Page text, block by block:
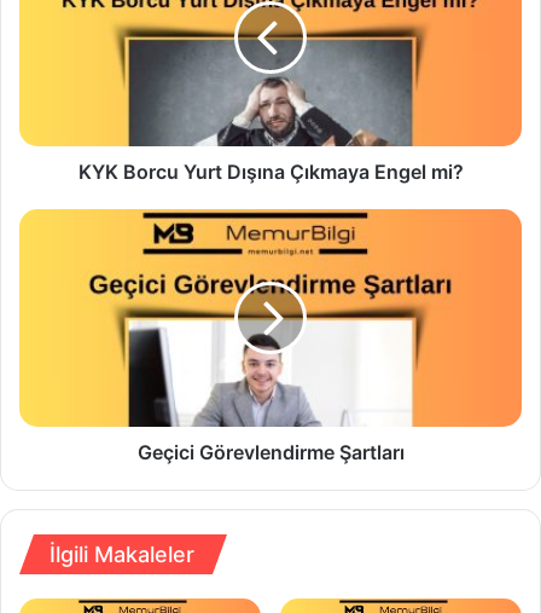
KYK Borcu Yurt Dışına Çıkmaya Engel mi?
Geçici Görevlendirme Şartları
İlgili Makaleler